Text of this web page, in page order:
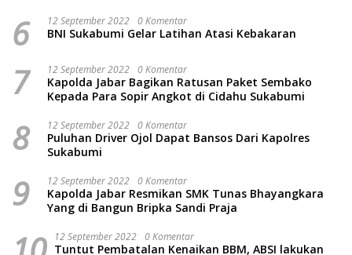
6 12 September 2022 0 Komentar
BNI Sukabumi Gelar Latihan Atasi Kebakaran
7 12 September 2022 0 Komentar
Kapolda Jabar Bagikan Ratusan Paket Sembako
Kepada Para Sopir Angkot di Cidahu Sukabumi
8 12 September 2022 0 Komentar
Puluhan Driver Ojol Dapat Bansos Dari Kapolres
Sukabumi
9 12 September 2022 0 Komentar
Kapolda Jabar Resmikan SMK Tunas Bhayangkara
Yang di Bangun Bripka Sandi Praja
12 September 2022 0 Komentar
Tuntut Pembatalan Kenaikan BBM, ABSI lakukan